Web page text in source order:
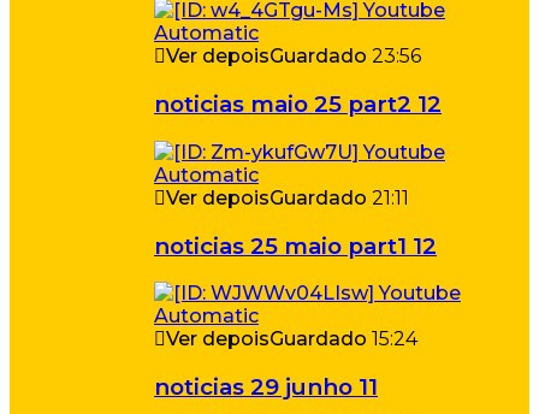
Ver depoisGuardado 23:56
noticias maio 25 part2 12
Ver depoisGuardado 21:11
noticias 25 maio part1 12
Ver depoisGuardado 15:24
noticias 29 junho 11